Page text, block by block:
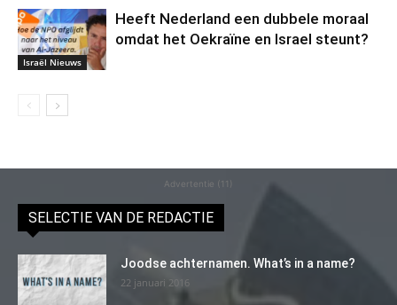
Israël Nieuws
Heeft Nederland een dubbele moraal
omdat het Oekraïne en Israel steunt?
Advertentie (11)
SELECTIE VAN DE REDACTIE
Joodse achternamen. What’s in a name?
22 januari 2016